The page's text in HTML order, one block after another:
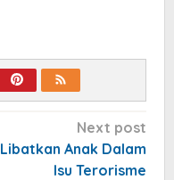
Next post
Libatkan Anak Dalam
Isu Terorisme